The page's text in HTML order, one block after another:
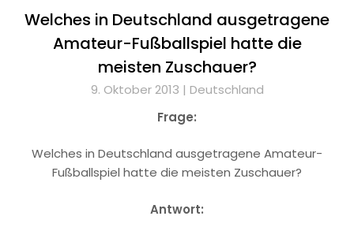
Welches in Deutschland ausgetragene
Amateur-Fußballspiel hatte die
meisten Zuschauer?
9. Oktober 2013 | Deutschland
Frage:
Welches in Deutschland ausgetragene Amateur-
Fußballspiel hatte die meisten Zuschauer?
Antwort: